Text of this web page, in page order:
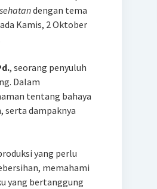
dengan tema
Kamis, 2 Oktober
, seorang penyuluh
Dalam
tentang bahaya
serta dampaknya
yang perlu
memahami
yang bertanggung